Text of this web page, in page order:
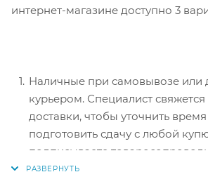
интернет-магазине доступно 3
Наличные при самовывозе или
курьером. Специалист
доставки, чтобы уточнить
подготовить сдачу с любой
подписываете
документы, вносите денежные